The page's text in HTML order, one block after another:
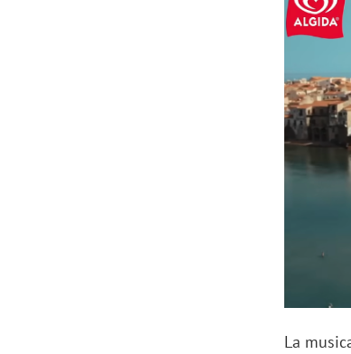
La
Manassero, Samsung Ads: «Con Total